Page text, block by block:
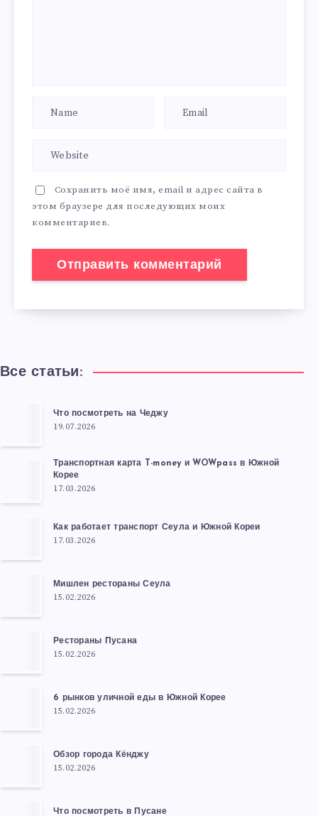
Сохранить моё имя, email и адрес сайта в
этом браузере для последующих моих
комментариев.
Все статьи:
Что посмотреть на Чеджу
19.07.2026
Транспортная карта T-money и WOWpass в Южной
Корее
17.03.2026
Как работает транспорт Сеула и Южной Кореи
17.03.2026
Мишлен рестораны Сеула
15.02.2026
Рестораны Пусана
15.02.2026
6 рынков уличной еды в Южной Корее
15.02.2026
Обзор города Кёнджу
15.02.2026
Что посмотреть в Пусане